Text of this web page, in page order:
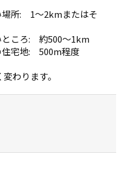
場所: 1～2kmまたはそ
ところ: 約500～1km
住宅地: 500m程度
わります。